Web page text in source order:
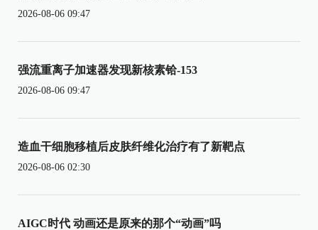
2026-08-06 09:47
强流重离子加速器发现新核素铪-153
2026-08-06 09:47
造血干细胞移植后皮肤纤维化治疗有了新靶点
2026-08-06 02:30
AIGC时代 动画还是原来的那个“动画”吗